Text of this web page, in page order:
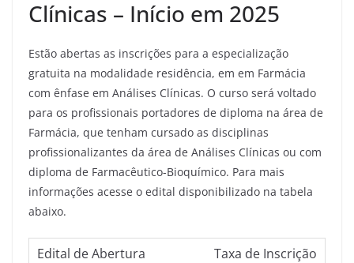
Clínicas – Início em 2025
Estão abertas as inscrições para a especialização
gratuita na modalidade residência, em em Farmácia
com ênfase em Análises Clínicas. O curso será voltado
para os profissionais portadores de diploma na área de
Farmácia, que tenham cursado as disciplinas
profissionalizantes da área de Análises Clínicas ou com
diploma de Farmacêutico-Bioquímico. Para mais
informações acesse o edital disponibilizado na tabela
abaixo.
Taxa de Inscrição